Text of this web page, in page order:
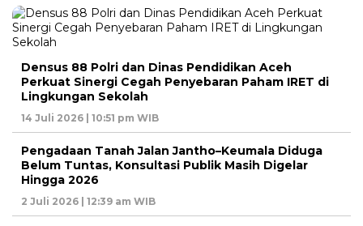
Densus 88 Polri dan Dinas Pendidikan Aceh
Perkuat Sinergi Cegah Penyebaran Paham IRET di
Lingkungan Sekolah
14 Juli 2026 | 10:51 pm WIB
Pengadaan Tanah Jalan Jantho–Keumala Diduga
Belum Tuntas, Konsultasi Publik Masih Digelar
Hingga 2026
2 Juli 2026 | 12:39 am WIB